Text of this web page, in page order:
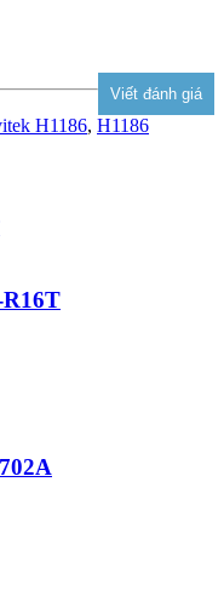
H1186, H1186
R16T